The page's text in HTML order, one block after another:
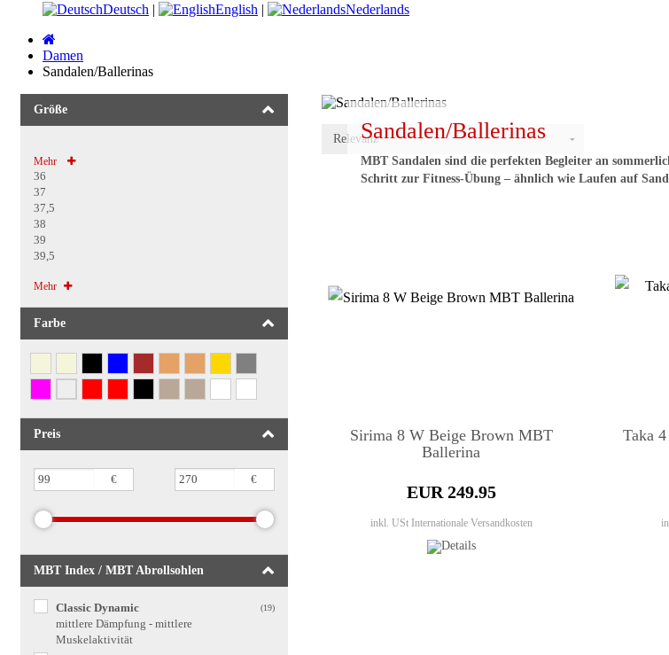
Deutsch | English |
Nederlands
Damen
Sandalen/Ballerinas
Größe
Mehr
36
37
37,5
38
39
39,5
Mehr
Farbe
Preis
€ €
MBT Index / MBT Abrollsohlen
(19)
Classic Dynamic
mittlere Dämpfung - mittlere
Muskelaktivität
Sandalen/Ballerinas
MBT Sandalen sind die perfekten Begleiter an
Schritt zur Fitness-Übung – ähnlich wie Laufen auf
Sirima 8 W Beige Brown MBT
Ballerina
EUR 249.95
inkl. USt Internationale Versandkosten
Taka